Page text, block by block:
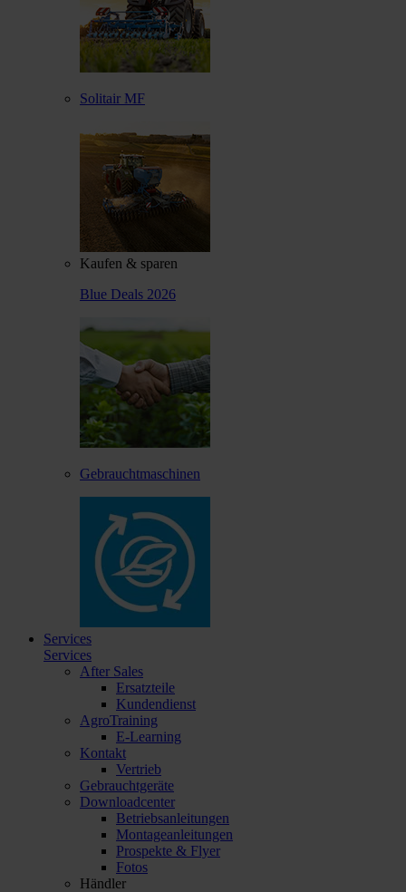
Solitair MF
Kaufen & sparen
Blue Deals 2026
Gebrauchtmaschinen
Services
Services
After Sales
Ersatzteile
Kundendienst
AgroTraining
E-Learning
Kontakt
Vertrieb
Gebrauchtgeräte
Downloadcenter
Betriebsanleitungen
Montageanleitungen
Prospekte & Flyer
Fotos
Händler